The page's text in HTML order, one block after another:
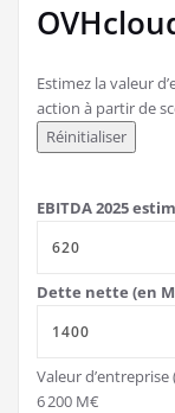
Estimez la valeur
action à partir de
Réinitialiser
EBITDA 2025
Saisir l’EBITDA
Dette nette (en
Saisir la dette
Valeur d’entreprise
6 200 M€